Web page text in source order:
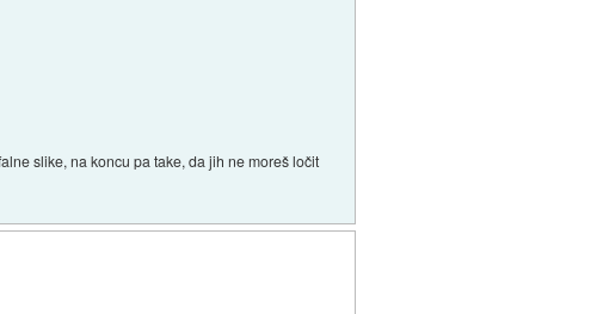
slike, na koncu pa take, da jih ne moreš ločit